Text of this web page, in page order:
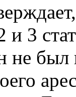
и 3
не